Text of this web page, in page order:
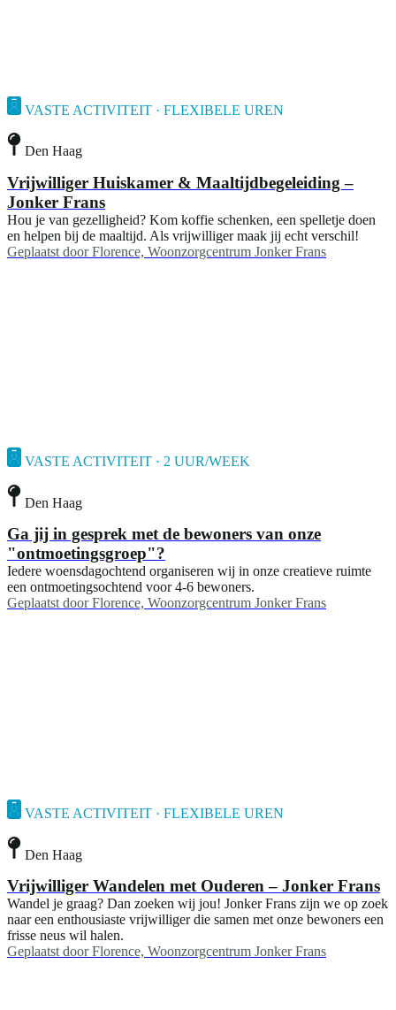
VASTE ACTIVITEIT · FLEXIBELE UREN
Den Haag
Vrijwilliger Huiskamer & Maaltijdbegeleiding –
Jonker Frans
Hou je van gezelligheid? Kom koffie schenken, een spelletje doen
en helpen bij de maaltijd. Als vrijwilliger maak jij echt verschil!
Geplaatst door Florence, Woonzorgcentrum Jonker Frans
VASTE ACTIVITEIT · 2 UUR/WEEK
Den Haag
Ga jij in gesprek met de bewoners van onze
"ontmoetingsgroep"?
Iedere woensdagochtend organiseren wij in onze creatieve ruimte
een ontmoetingsochtend voor 4-6 bewoners.
Geplaatst door Florence, Woonzorgcentrum Jonker Frans
VASTE ACTIVITEIT · FLEXIBELE UREN
Den Haag
Vrijwilliger Wandelen met Ouderen – Jonker Frans
Wandel je graag? Dan zoeken wij jou! Jonker Frans zijn we op zoek
naar een enthousiaste vrijwilliger die samen met onze bewoners een
frisse neus wil halen.
Geplaatst door Florence, Woonzorgcentrum Jonker Frans